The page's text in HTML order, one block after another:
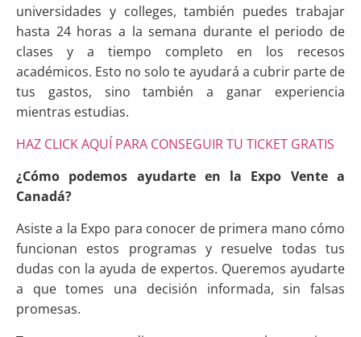
universidades y colleges, también puedes trabajar
hasta 24 horas a la semana durante el periodo de
clases y a tiempo completo en los recesos
académicos. Esto no solo te ayudará a cubrir parte de
tus gastos, sino también a ganar experiencia
mientras estudias.
HAZ CLICK AQUÍ PARA CONSEGUIR TU TICKET GRATIS
¿Cómo podemos ayudarte en la Expo Vente a
Canadá?
Asiste a la Expo para conocer de primera mano cómo
funcionan estos programas y resuelve todas tus
dudas con la ayuda de expertos. Queremos ayudarte
a que tomes una decisión informada, sin falsas
promesas.